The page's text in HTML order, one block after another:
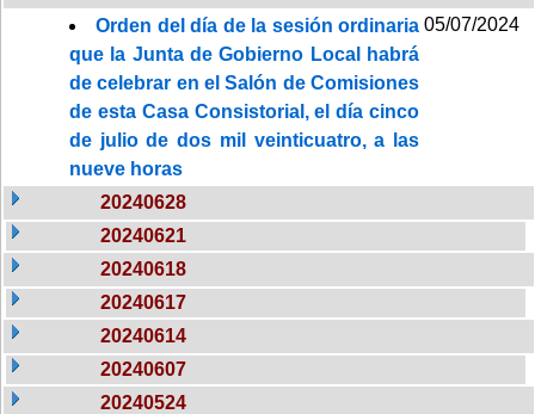
Orden del día de la sesión ordinaria
que la Junta de Gobierno Local habrá
de celebrar en el Salón de Comisiones
de esta Casa Consistorial, el día cinco
de julio de dos mil veinticuatro, a las
nueve horas
05/07/2024
20240628
20240621
20240618
20240617
20240614
20240607
20240524